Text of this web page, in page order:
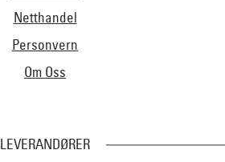
Netthandel
Personvern
Om Oss
LEVERANDØRER